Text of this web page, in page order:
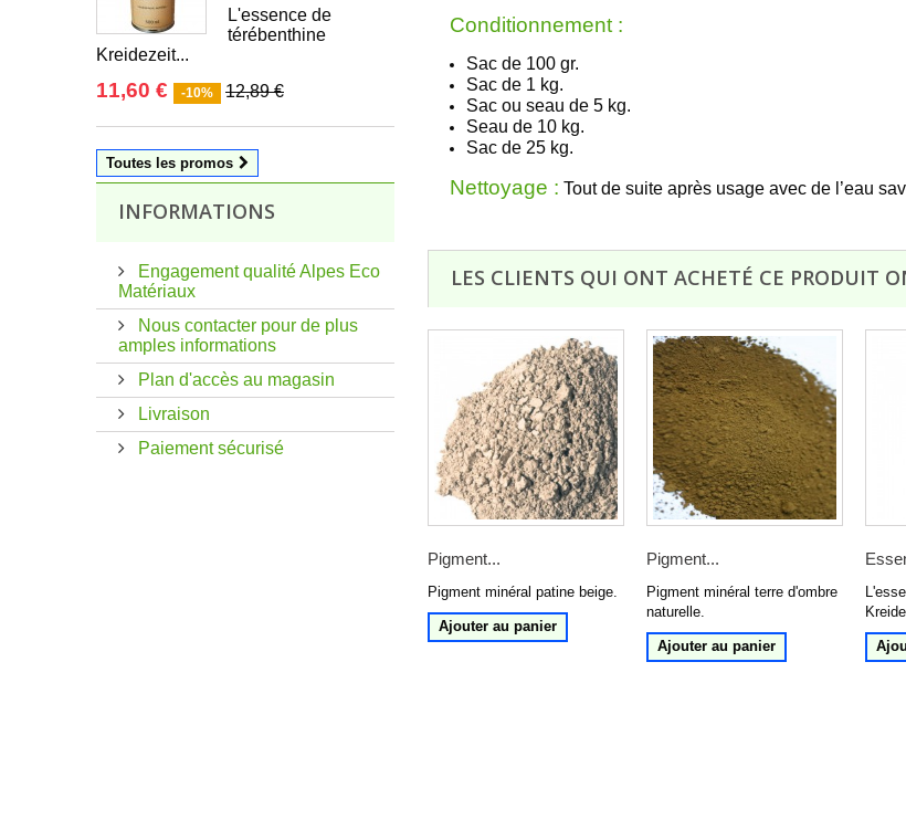
L'essence de
térébenthine
Kreidezeit...
11,60 € -10% 12,89 €
Toutes les promos
INFORMATIONS
Engagement qualité Alpes Eco
Matériaux
Nous contacter pour de plus
amples informations
Plan d'accès au magasin
Livraison
Paiement sécurisé
Conditionnement :
Sac de 100 gr.
Sac de 1 kg.
Sac ou seau de 5 kg.
Seau de 10 kg.
Sac de 25 kg.
Nettoyage : Tout de suite après usage avec de l’eau
LES CLIENTS QUI ONT ACHETÉ CE PRODUIT
Pigment...
Pigment minéral patine beige.
Ajouter au panier
Pigment...
Pigment minéral terre d'ombre
naturelle.
Ajouter au panier